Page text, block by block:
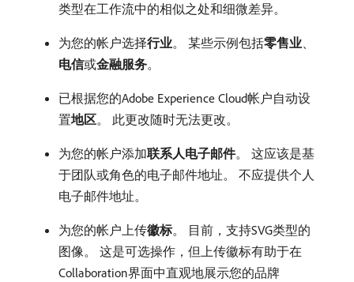
类型在工作流中的相似之处和细微差异。
为您的帐户选择​行业。 某些示例包括​零售业、
电信​或​金融服务。
已根据您的Adobe Experience Cloud帐户自动设
置​地区。 此更改随时无法更改。
为您的帐户添加​联系人电子邮件。 这应该是基
于团队或角色的电子邮件地址。 不应提供个人
电子邮件地址。
为您的帐户上传​徽标。 目前，支持SVG类型的
图像。 这是可选操作，但上传徽标有助于在
Collaboration界面中直观地展示您的品牌